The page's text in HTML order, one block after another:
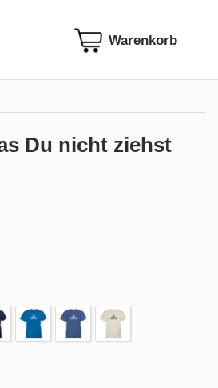
Du nicht ziehst